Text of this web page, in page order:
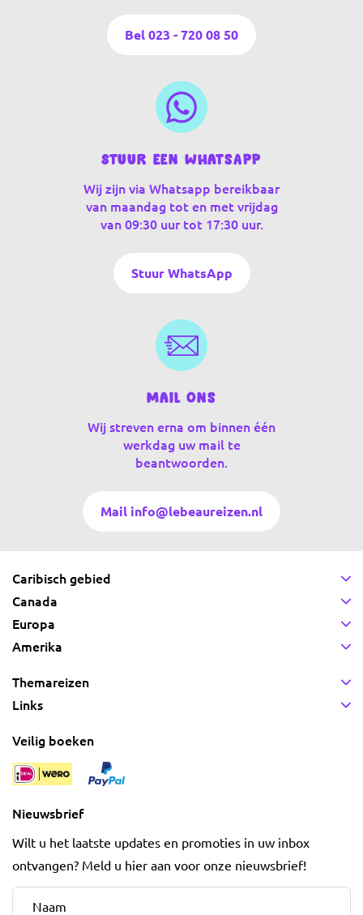
Bel 023 - 720 08 50
Stuur een WhatsApp
Wij zijn via Whatsapp bereikbaar
van maandag tot en met vrijdag
van 09:30 uur tot 17:30 uur.
Stuur WhatsApp
Mail ons
Wij streven erna om binnen één
werkdag uw mail te
beantwoorden.
Mail info@lebeaureizen.nl
Caribisch gebied
Canada
Europa
Amerika
Themareizen
Links
Veilig boeken
Nieuwsbrief
Wilt u het laatste updates en promoties in uw inbox
ontvangen? Meld u hier aan voor onze nieuwsbrief!
Naam*